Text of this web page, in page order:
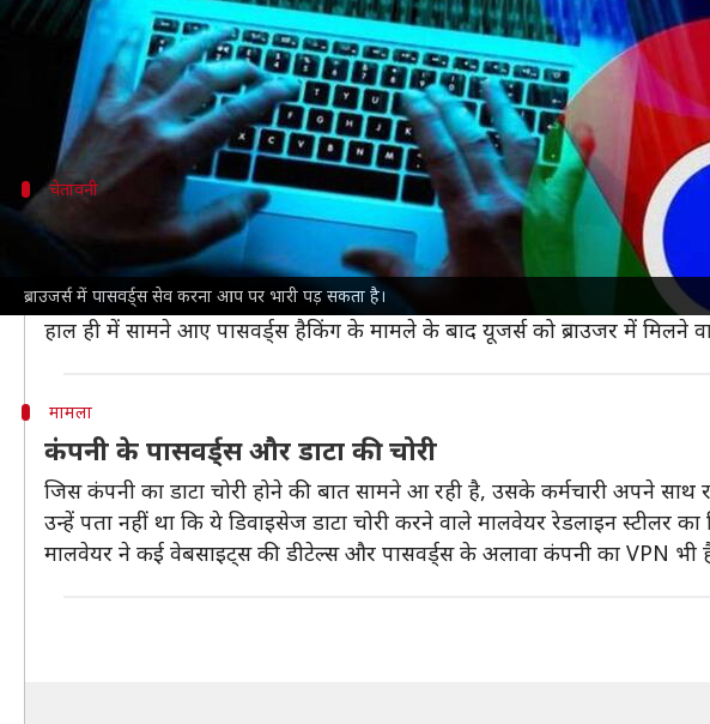
ब्राउजर्स में पासवर्ड्स सेव करना आप पर भारी पड़ सकता है।
माइक्रोसॉफ्ट एज यागूगल क्रोमजैसे ब्राउजर्स में पासवर्ड्स सेव कर लेना बार-बार
पर्सनल कंप्यूटर पर ऐसा करने वाले यूजर्स के लिए मालवेयर से जुड़ी चेतावनी
सामने आया है कि रेडलाइन स्टीलर मालवेयर की मदद से इंटरनेट यूजर्स को
चेतावनी
सिक्योरिटी रिसर्चर्स ने दी खतरे की चेतावनी
AhnLabके सिक्योरिटी रिसर्चर्स ने इंटरनेट यूजर्स को नए मालवेयर
से जुड़ी चेतावनी दी
खासकर जो यूजर्स अपने घरों से ऑफिस का काम (वर्क फ्रॉम होम) कर रहे हैं और
हाल ही में सामने आए पासवर्ड्स हैकिंग के मामले के बाद यूजर्स को ब्राउजर में मिलने
मामला
कंपनी के पासवर्ड्स और डाटा की चोरी
जिस कंपनी का डाटा चोरी होने की बात सामने आ रही है, उसके कर्मचारी अपने साथ
उन्हें पता नहीं था कि ये डिवाइसेज डाटा चोरी करने वाले मालवेयर रेडलाइन स्टीलर
मालवेयर ने कई वेबसाइट्स की डीटेल्स और पासवर्ड्स के अलावा कंपनी का VPN